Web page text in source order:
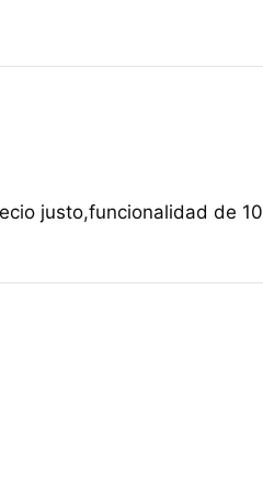
justo,funcionalidad de 10